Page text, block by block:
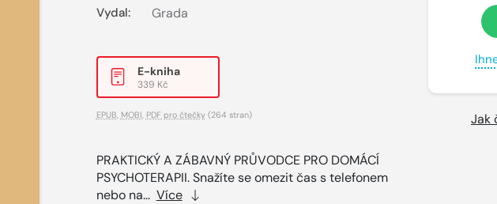
Vydal: Grada
E-kniha
339 Kč
EPUB MOBI PDF pro čtečky(264 stran)
PRAKTICKÝ A ZÁBAVNÝ PRŮVODCE PRO DOMÁCÍ
PSYCHOTERAPII. Snažíte se omezit čas s telefonem
nebo na... Více
Jak